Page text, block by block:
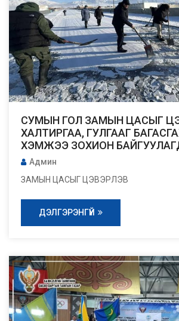
СУМЫН ГОЛ ЗАМЫН ЦАСЫГ
ХАЛТИРГАА, ГУЛГААГ
ХЭМЖЭЭ ЗОХИОН
Админ
ЗАМЫН ЦАСЫГ ЦЭВЭРЛЭВ
ДЭЛГЭРЭНГҮЙ